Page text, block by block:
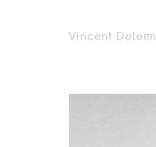
Vincent Delerm